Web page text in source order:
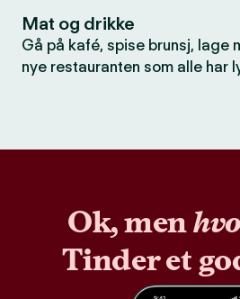
Mat og drikke
Gå på kafé, spise brunsj, lage
nye restauranten som alle har
Ok, men
Tinder et